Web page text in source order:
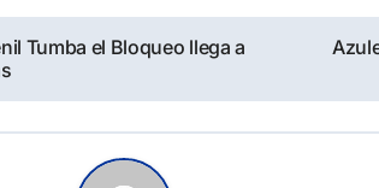
Tumba el Bloqueo llega a